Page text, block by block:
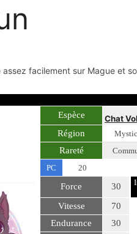
facilement sur Mague et
Espèce
Chat
Région
Rareté
PC
20
Force 30
Vitesse
70
Endurance
30